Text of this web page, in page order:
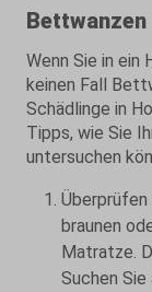
Bettwanzen
Wenn Sie in ein
keinen Fall
Schädlinge in
Tipps, wie Sie
untersuchen
Überprüfen
braunen
Matratze.
Suchen Sie